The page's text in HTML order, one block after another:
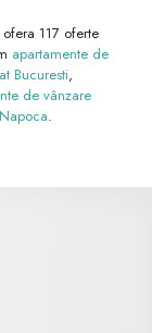
117 oferte
apartamente de
Bucuresti,
de vânzare
.